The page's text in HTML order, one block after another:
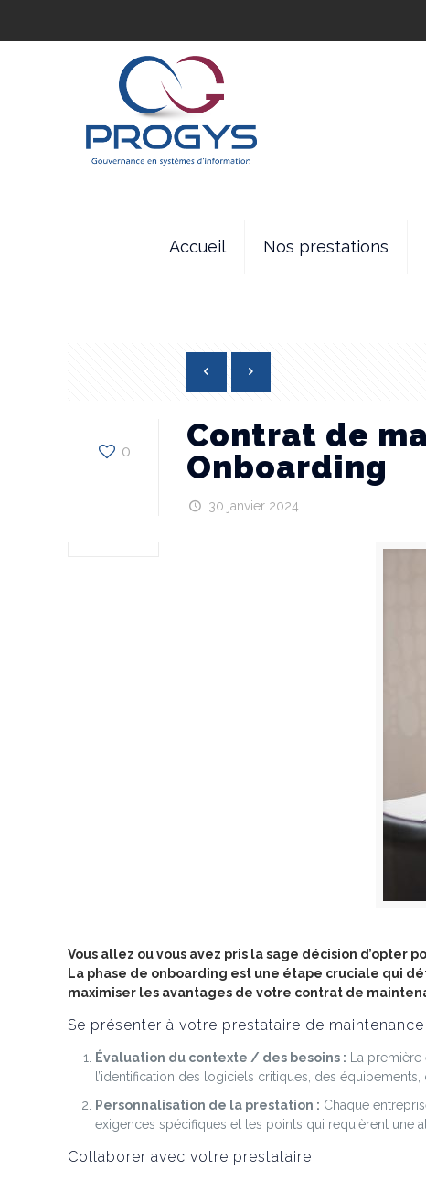
Accueil Nos prestations
0
Contrat de
Onboarding
30 janvier 2024
Vous allez ou vous avez pris la sage décision d’opter
La phase de onboarding est une étape cruciale qui
maximiser les avantages de votre contrat de
Se présenter à votre prestataire de
Évaluation du contexte / des besoins : La
l’identification des logiciels critiques, des
Personnalisation de la prestation : Chaque
exigences spécifiques et les points qui requièrent une
Collaborer avec votre prestataire